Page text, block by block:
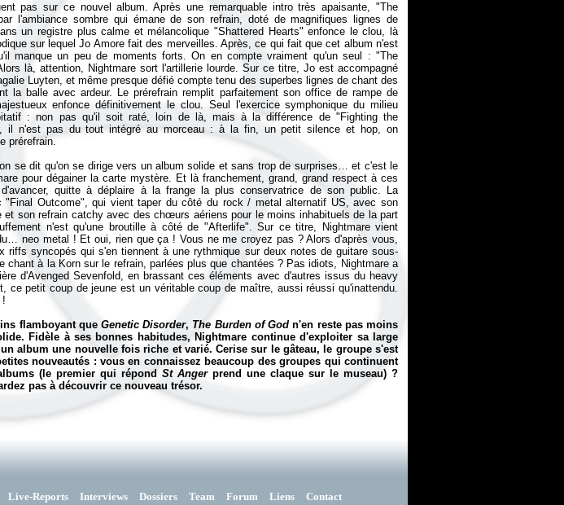
pas sur ce nouvel album. Après une remarquable intro très apaisante, "The
l'ambiance sombre qui émane de son refrain, doté de magnifiques lignes de
un registre plus calme et mélancolique "Shattered Hearts" enfonce le clou, là
sur lequel Jo Amore fait des merveilles. Après, ce qui fait que cet album n'est
manque un peu de moments forts. On en compte vraiment qu'un seul : "The
là, attention, Nightmare sort l'artillerie lourde. Sur ce titre, Jo est accompagné
Luyten, et même presque défié compte tenu des superbes lignes de chant des
la balle avec ardeur. Le prérefrain remplit parfaitement son office de rampe de
enfonce définitivement le clou. Seul l'exercice symphonique du milieu
: non pas qu'il soit raté, loin de là, mais à la différence de "Fighting the
il n'est pas du tout intégré au morceau : à la fin, un petit silence et hop, on
prérefrain.
se dit qu'on se dirige vers un album solide et sans trop de surprises… et c'est le
pour dégainer la carte mystère. Et là franchement, grand, grand respect à ces
quitte à déplaire à la frange la plus conservatrice de son public. La
"Final Outcome", qui vient taper du côté du rock / metal alternatif US, avec son
et son refrain catchy avec des chœurs aériens pour le moins inhabituels de la part
n'est qu'une broutille à côté de "Afterlife". Sur ce titre, Nightmare vient
neo metal ! Et oui, rien que ça ! Vous ne me croyez pas ? Alors d'après vous,
riffs syncopés qui s'en tiennent à une rythmique sur deux notes de guitare sous-
chant à la Korn sur le refrain, parlées plus que chantées ? Pas idiots, Nightmare a
d'Avenged Sevenfold, en brassant ces éléments avec d'autres issus du heavy
ce petit coup de jeune est un véritable coup de maître, aussi réussi qu'inattendu.
!
flamboyant que Genetic Disorder, The Burden of God n'en reste pas moins
Fidèle à ses bonnes habitudes, Nightmare continue d'exploiter sa large
album une nouvelle fois riche et varié. Cerise sur le gâteau, le groupe s'est
nouveautés : vous en connaissez beaucoup des groupes qui continuent
(le premier qui répond St Angerprend une claque sur le museau) ?
pas à découvrir ce nouveau trésor.
Live-Reports Interviews Dossiers Team Forum Liens Contact